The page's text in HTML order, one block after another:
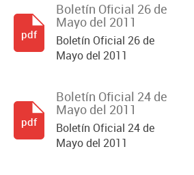
Boletín Oficial 26 de
Mayo del 2011
Boletín Oficial 26 de
Mayo del 2011
pdf
Boletín Oficial 24 de
Mayo del 2011
Boletín Oficial 24 de
Mayo del 2011
pdf